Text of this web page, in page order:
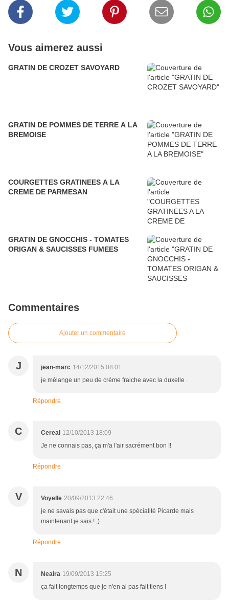
Vous aimerez aussi
GRATIN DE CROZET SAVOYARD
GRATIN DE POMMES DE TERRE A LA
BREMOISE
COURGETTES GRATINEES A LA
CREME DE PARMESAN
GRATIN DE GNOCCHIS - TOMATES
ORIGAN & SAUCISSES FUMEES
Commentaires
Ajouter un commentaire
J jean-marc 14/12/2015 08:01
je mélange un peu de créme fraiche avec la duxelle .
Répondre
C Cereal 12/10/2013 18:09
Je ne connais pas, ça m'a l'air sacrément bon !!
Répondre
V Voyelle 20/09/2013 22:46
je ne savais pas que c'était une spécialité Picarde mais
maintenant je sais ! ;)
Répondre
N Neaira 19/09/2013 15:25
ça fait longtemps que je n'en ai pas fait tiens !